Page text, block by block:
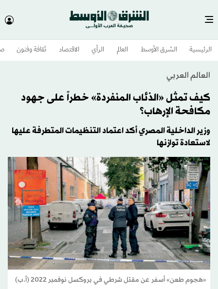
الرئيسية الشرق الأوسط​ العالم الرأي الاقتصاد ثقافة وفنون
العالم العربي
كيف تمثل «الذئاب المنفردة» خطراً على جهود
مكافحة الإرهاب؟
وزير الداخلية المصري أكد اعتماد التنظيمات المتطرفة عليها
لاستعادة توازنها
«هجوم طعن» أسفر عن مقتل شرطي في بروكسل نوفمبر 2022 (أ.ب)